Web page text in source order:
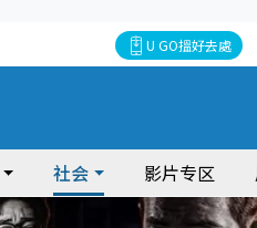
U GO搵好去處
社会 影片专区